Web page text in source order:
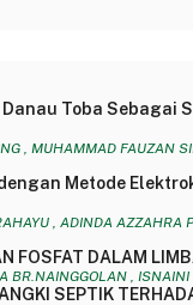
Toba Sebagai
, MUHAMMAD FAUZAN
Metode
, ADINDA AZZAHRA
FOSFAT DALAM
BR.NAINGGOLAN ,
SEPTIK